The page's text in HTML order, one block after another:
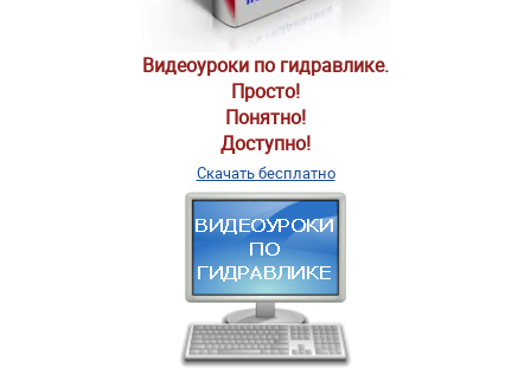
Видеоуроки по гидравлике.
Просто!
Понятно!
Доступно!
Скачать бесплатно